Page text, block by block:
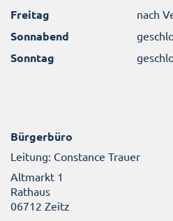
Freitag nach
Sonnabend
Sonntag
Bürgerbüro
Leitung: Constance Trauer
Altmarkt 1
Rathaus
06712 Zeitz